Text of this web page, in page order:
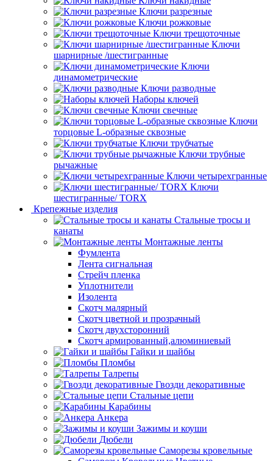
Ключи разрезные
Ключи рожковые
Ключи трещоточные
Ключи
шарнирные /шестигранные
Ключи
динамометрические
Ключи разводные
Наборы ключей
Ключи свечные
Ключи
торцовые L-образные сквозные
Ключи трубчатые
Ключи трубные
рычажные
Ключи четырехгранные
Ключи
шестигранные/ TORX
Крепежные изделия
Стальные тросы и
канаты
Монтажные ленты
Фумлента
Лента сигнальная
Стрейч пленка
Уплотнители
Изолента
Скотч малярный
Скотч цветной и прозрачный
Скотч двухсторонний
Скотч армированный,алюминиевый
Гайки и шайбы
Пломбы
Талрепы
Гвозди декоративные
Стальные цепи
Карабины
Анкера
Зажимы и коуши
Дюбели
Саморезы кровельные